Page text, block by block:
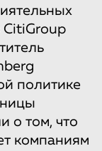
политике
о том, что
компаниям